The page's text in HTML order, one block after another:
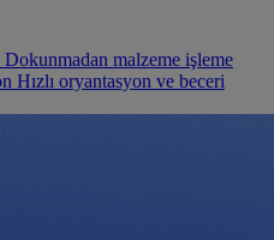
Dokunmadan malzeme işleme
Hızlı oryantasyon ve beceri